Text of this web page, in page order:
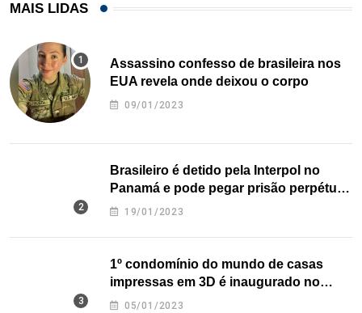
MAIS LIDAS
Assassino confesso de brasileira nos
EUA revela onde deixou o corpo
09/01/2023
Brasileiro é detido pela Interpol no
Panamá e pode pegar prisão perpétua
nos EUA
19/01/2023
1º condomínio do mundo de casas
impressas em 3D é inaugurado no
Texas
05/01/2023